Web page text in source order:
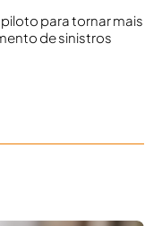
para tornar mais
de sinistros